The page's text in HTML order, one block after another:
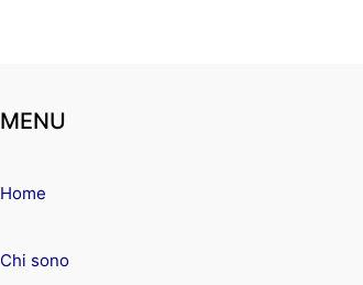
MENU
Home
Chi sono